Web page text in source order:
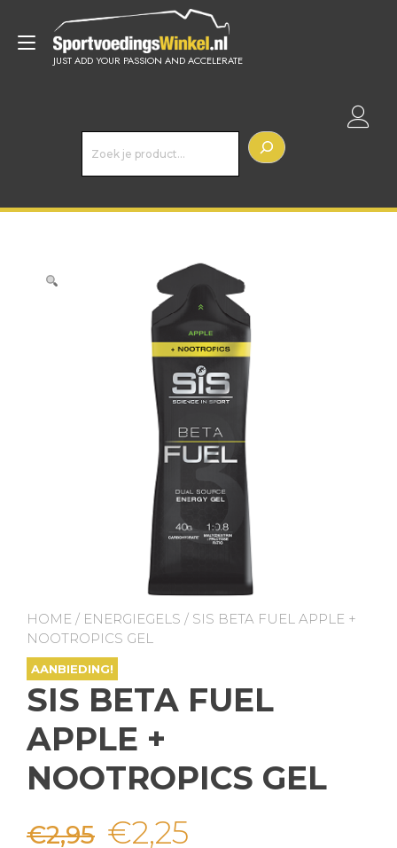
inhoud
JUST ADD YOUR PASSION AND ACCELERATE
Toggle
e
HOME / ENERGIEGELS / SIS BETA FUEL APPLE +
NOOTROPICS GEL
AANBIEDING!
SIS BETA FUEL
APPLE +
NOOTROPICS GEL
€2,95 Oorspronkelijke
€2,25